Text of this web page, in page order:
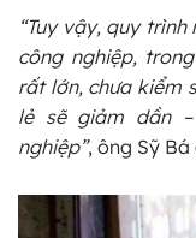
“Tuy vậy, quy
công nghiệp,
rất lớn, chưa kiểm
lẻ sẽ giảm dần –
nghiệp”, ông Sỹ Bá